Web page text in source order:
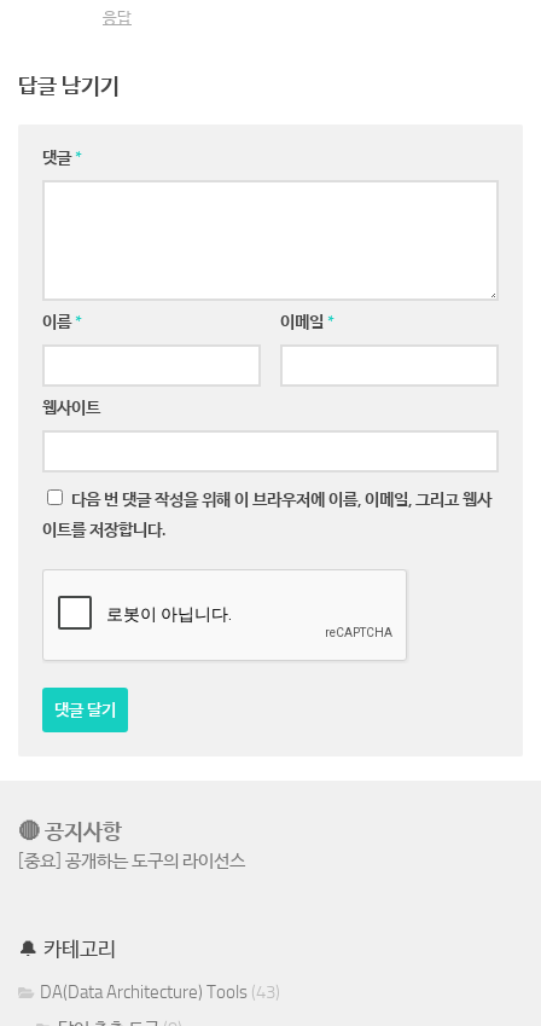
응답
답글 남기기
댓글*
이름* 이메일 *
웹사이트
다음 번 댓글 작성을 위해 이 브라우저에 이름, 이메일, 그리고 웹사
이트를 저장합니다.
🔴 공지사항
[중요] 공개하는 도구의 라이선스
🔔 카테고리
DA(Data Architecture) Tools (43)